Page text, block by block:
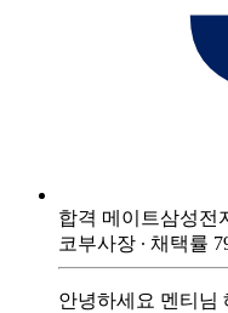
합격 메이트삼성전
코부사장 ∙ 채택률
안녕하세요 멘티님